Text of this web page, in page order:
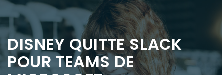
DISNEY QUITTE SLACK
POUR TEAMS DE